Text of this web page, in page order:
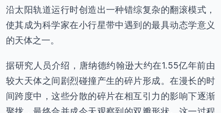
沿太阳轨道运行时创造出一种错综复杂的翻滚模式，
使其成为科学家在小行星带中遇到的最具动态学意义
的天体之一。
据研究人员介绍，唐纳德约翰逊大约在1.55亿年前由
较大天体之间剧烈碰撞产生的碎片形成。在漫长的时
间跨度中，这些分散的碎片在相互引力的影响下逐渐